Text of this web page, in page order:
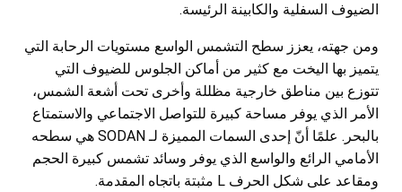
الضيوف السفلية والكابينة الرئيسة.
ومن جهته، يعزز سطح التشمس الواسع مستويات الرحابة التي
يتميز بها اليخت مع كثير من أماكن الجلوس للضيوف التي
تتوزع بين مناطق خارجية مظللة وأخرى تحت أشعة الشمس،
الأمر الذي يوفر مساحة كبيرة للتواصل الاجتماعي والاستمتاع
بالبحر. علمًا أنّ إحدى السمات المميزة لـ SODAN هي سطحه
الأمامي الرائع والواسع الذي يوفر وسائد تشمس كبيرة الحجم
ومقاعد على شكل الحرف L مثبتة باتجاه المقدمة.